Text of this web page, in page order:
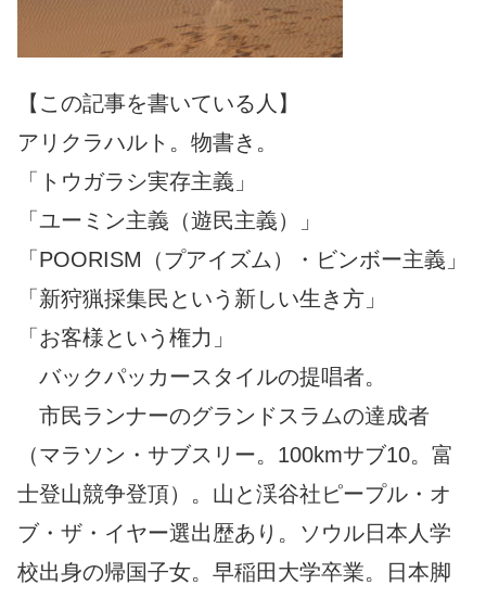
【この記事を書いている人】
アリクラハルト。物書き。
「トウガラシ実存主義」
「ユーミン主義（遊民主義）」
「POORISM（プアイズム）・ビンボー主義」
「新狩猟採集民という新しい生き方」
「お客様という権力」
バックパッカースタイルの提唱者。
市民ランナーのグランドスラムの達成者
（マラソン・サブスリー。100kmサブ10。富
士登山競争登頂）。山と渓谷社ピープル・オ
ブ・ザ・イヤー選出歴あり。ソウル日本人学
校出身の帰国子女。早稲田大学卒業。日本脚